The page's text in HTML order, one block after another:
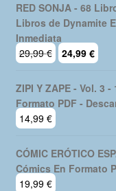
RED SONJA - 68
Libros de Dynamite
Inmediata
29,99€
El
precio
original
era:
24,99 €
ZIPI Y ZAPE - Vol. 3
Formato PDF -
14,99 €
CÓMIC ERÓTICO
Cómics En Formato
19,99 €